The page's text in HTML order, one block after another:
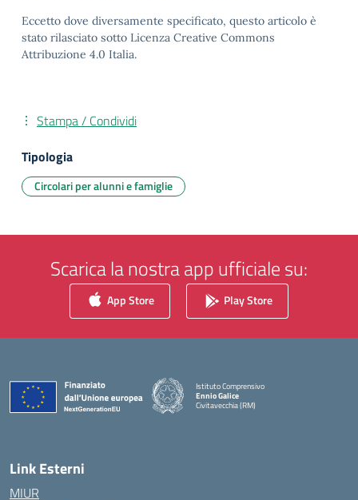
Eccetto dove diversamente specificato, questo articolo è
stato rilasciato sotto Licenza Creative Commons
Attribuzione 4.0 Italia.
Stampa / Condividi
Tipologia
Circolari per alunni e famiglie
Scarica la nostra app ufficiale su:
App Store Play Store
Istituto Comprensivo
Ennio Galice
Civitavecchia (RM)
Link Esterni
MIUR